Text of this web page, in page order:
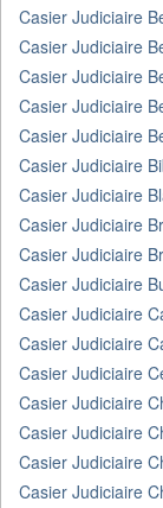
Casier Judiciaire
Casier Judiciaire
Casier Judiciaire
Casier Judiciaire
Casier Judiciaire
Casier Judiciaire
Casier Judiciaire
Casier Judiciaire
Casier Judiciaire
Casier Judiciaire
Casier Judiciaire
Casier Judiciaire
Casier Judiciaire
Casier Judiciaire
Casier Judiciaire
Casier Judiciaire
Casier Judiciaire